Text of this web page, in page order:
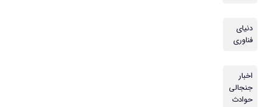
دنیای
فناوری
اخبار
جنجالی
حوادث